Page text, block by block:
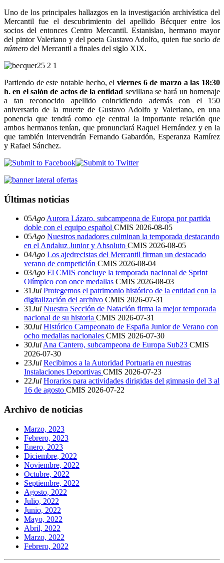
Uno de los principales hallazgos en la investigación archivística del
Mercantil fue el descubrimiento del apellido Bécquer entre los
socios del entonces Centro Mercantil. Estanislao, hermano mayor
del pintor Valeriano y del poeta Gustavo Adolfo, quien fue socio de
número del Mercantil a finales del siglo XIX.
Partiendo de este notable hecho, el viernes 6 de marzo a las 18:30
h. en el salón de actos de la entidad sevillana se hará un homenaje
a tan reconocido apellido coincidiendo además con el 150
aniversario de la muerte de Gustavo Adolfo y Valeriano, en una
ponencia que tendrá como eje central la importante relación que
ambos hermanos tenían, que pronunciará Raquel Hernández y en la
que también intervendrán Fernando Gabardón, Esperanza Ramírez
y Rafael Sánchez.
Últimas noticias
05Ago Aurora Lázaro, subcampeona de Europa por partida
doble con el equipo español CMIS 2026-08-05
05Ago Nuestros nadadores culminan la temporada destacando
en el Andaluz Junior y Absoluto CMIS 2026-08-05
04Ago Los ajedrecistas del Mercantil firman un destacado
verano de competición CMIS 2026-08-04
03Ago El CMIS concluye la temporada nacional de Sprint
Olímpico con once medallas CMIS 2026-08-03
31Jul Protegemos el patrimonio histórico de la entidad con la
digitalización del archivo CMIS 2026-07-31
31Jul Nuestra Sección de Natación firma la mejor temporada
nacional de su historia CMIS 2026-07-31
30Jul Histórico Campeonato de España Junior de Verano con
ocho medallas nacionales CMIS 2026-07-30
30Jul Ana Cantero, subcampeona de Europa Sub23 CMIS
2026-07-30
23Jul Recibimos a la Autoridad Portuaria en nuestras
Instalaciones Deportivas CMIS 2026-07-23
22Jul Horarios para actividades dirigidas del gimnasio del 3 al
16 de agosto CMIS 2026-07-22
Archivo de noticias
Marzo, 2023
Febrero, 2023
Enero, 2023
Diciembre, 2022
Noviembre, 2022
Octubre, 2022
Septiembre, 2022
Agosto, 2022
Julio, 2022
Junio, 2022
Mayo, 2022
Abril, 2022
Marzo, 2022
Febrero, 2022